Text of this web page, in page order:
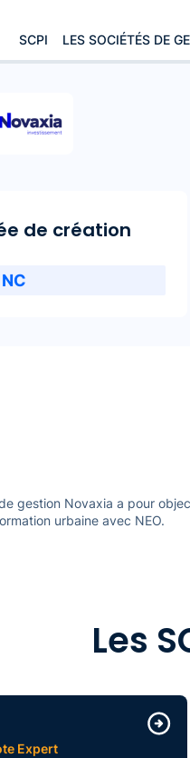
SCPI LES SOCIÉTÉS DE
de création
NC
gestion Novaxia a pour
urbaine avec NEO.
Les
Expert